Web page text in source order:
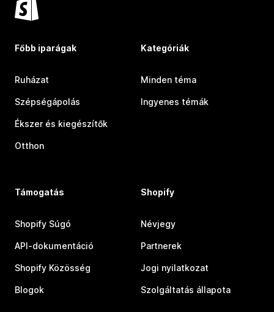
Főbb iparágak
Ruházat
Szépségápolás
Ékszer és kiegészítők
Otthon
Kategóriák
Minden téma
Ingyenes témák
Támogatás
Shopify Súgó
API-dokumentáció
Shopify Közösség
Blogok
Shopify
Névjegy
Partnerek
Jogi nyilatkozat
Szolgáltatás állapota